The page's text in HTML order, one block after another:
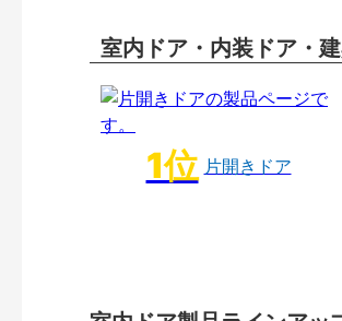
室内ドア・内装ドア・
片開きドア